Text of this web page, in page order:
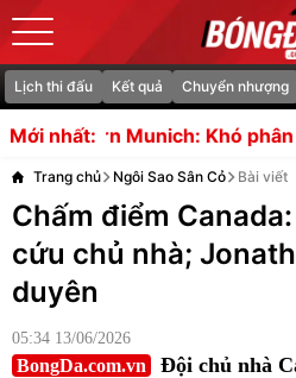
Lịch thi đấu Kết quả Chuyển nhượng
Mới nhất:
phân thắng bại Luis Figo
Trang chủ Ngôi Sao Sân Cỏ Bài viết
Chấm điểm
cứu chủ nhà;
duyên
05:34 13/06/2026
BongDa.com.vn
Đội chủ nhà